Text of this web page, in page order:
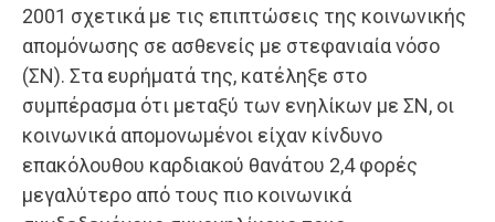
2001 σχετικά με τις επιπτώσεις της κοινωνικής
απομόνωσης σε ασθενείς με στεφανιαία νόσο
(ΣΝ). Στα ευρήματά της, κατέληξε στο
συμπέρασμα ότι μεταξύ των ενηλίκων με ΣΝ, οι
κοινωνικά απομονωμένοι είχαν κίνδυνο
επακόλουθου καρδιακού θανάτου 2,4 φορές
μεγαλύτερο από τους πιο κοινωνικά